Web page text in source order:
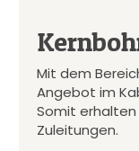
Mit dem
Angebot im
Somit
Zuleitungen.